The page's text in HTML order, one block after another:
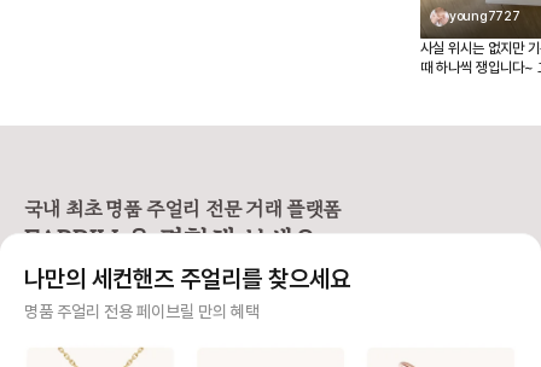
young7727
사실 위시는 없지만
때 하나씩 쟁입니다~
은아니고 잘하다가 안
국내 최초 명품 주얼리 전문 거래 플랫폼
FABRILL을 경험해 보세요.
사기 걱정 없는 안전 결제
나만의 세컨핸즈 주얼리를 찾으세요
명품 주얼리 전용 페이브릴 만의 혜택